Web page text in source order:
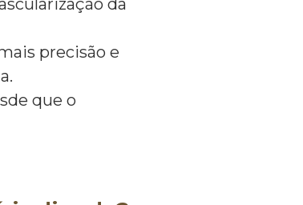
da
precisão e
que o